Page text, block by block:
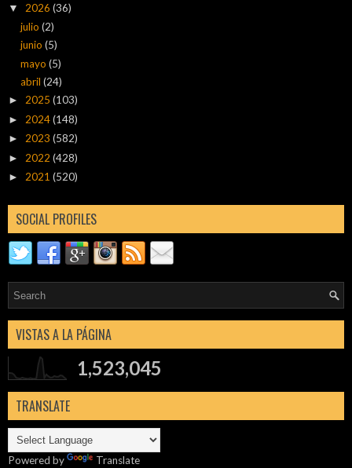
▼ 2026 (36)
julio(2)
junio(5)
mayo(5)
abril(24)
► 2025 (103)
► 2024(148)
► 2023 (582)
► 2022 (428)
► 2021 (520)
SOCIAL PROFILES
VISTAS A LA PÁGINA
1,523,045
TRANSLATE
Powered by Translate